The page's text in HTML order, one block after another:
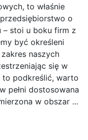
to właśnie
o
– stoi u boku firm z
być określeni
naszych
się w
to podkreślić, warto
pełni dostosowana
w obszar ...